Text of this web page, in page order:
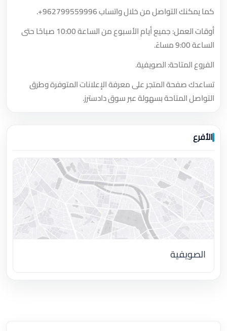
كما يمكنك التواصل من خلال واتساب+962799559996
.
أوقات العمل: جميع أيام الأسبوع من الساعة 10:00 صباحًا حتى
الساعة 9:00 مساءً.
الفروع المتاحة: الصويفية.
تساعدك صفحة المتجر على معرفة الإعلانات المتوفرة وطرق
التواصل المتاحة بسهولة عبر سوق دادسترز.
الأفرع
الصويفية